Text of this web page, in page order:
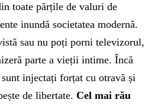
toate părțile de valuri de
inundă societatea modernă.
sau nu poți porni televizorul,
parte a vieții intime. Încă
injectați forțat cu otravă și
de libertate. Cel mai rău